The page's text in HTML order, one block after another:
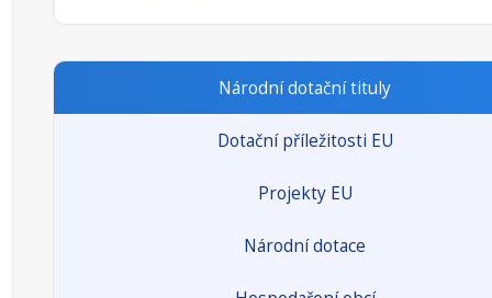
Národní dotační tituly
Dotační příležitosti EU
Projekty EU
Národní dotace